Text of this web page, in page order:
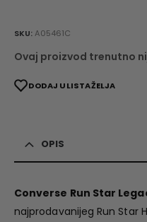
SKU:A05461C
Ovaj proizvod trenutno
DODAJ U LISTA ŽELJA
OPIS
Converse Run Star
najprodavanijeg Run Star